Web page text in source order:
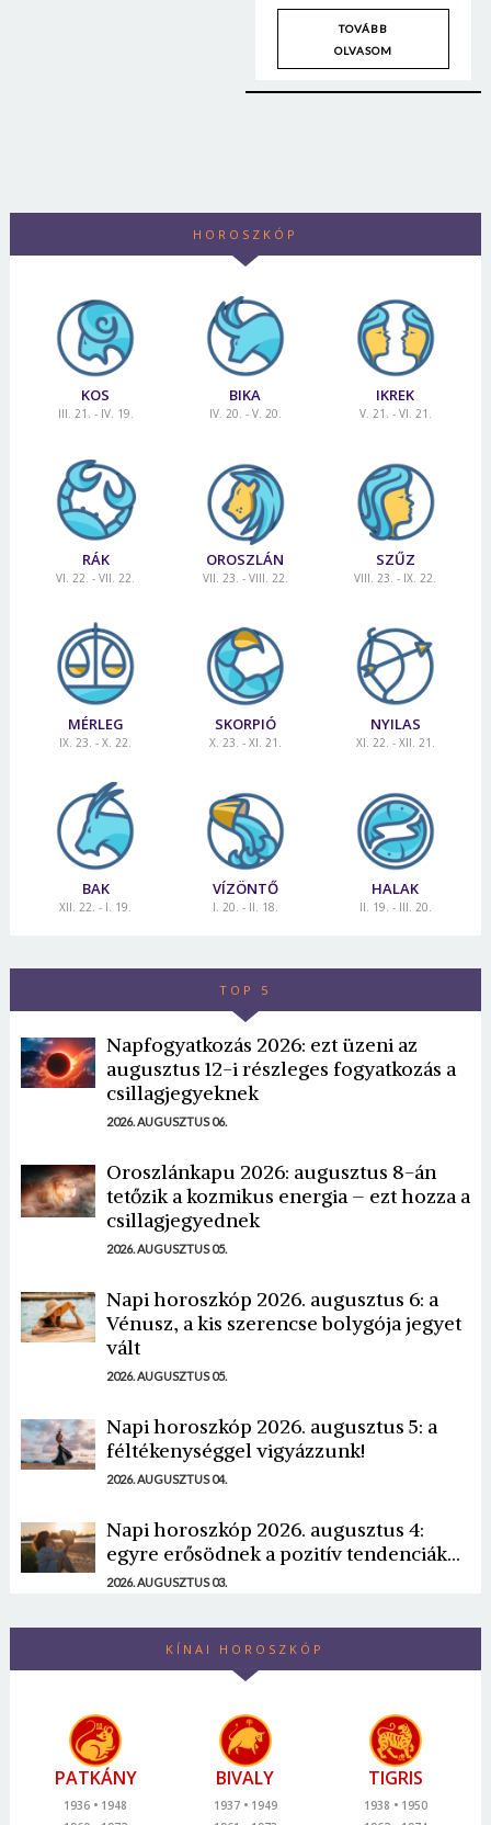
TOVÁBB
OLVASOM
HOROSZKÓP
KOS
III. 21. - IV. 19.
BIKA
IV. 20. - V. 20.
IKREK
V. 21. - VI. 21.
RÁK
VI. 22. - VII. 22.
OROSZLÁN
VII. 23. - VIII. 22.
SZŰZ
VIII. 23. - IX. 22.
MÉRLEG
IX. 23. - X. 22.
SKORPIÓ
X. 23. - XI. 21.
NYILAS
XI. 22. - XII. 21.
BAK
XII. 22. - I. 19.
VÍZÖNTŐ
I. 20. - II. 18.
HALAK
II. 19. - III. 20.
TOP 5
Napfogyatkozás 2026: ezt üzeni az
augusztus 12-i részleges fogyatkozás a
csillagjegyeknek
2026. AUGUSZTUS 06.
Oroszlánkapu 2026: augusztus 8-án
tetőzik a kozmikus energia – ezt hozza a
csillagjegyednek
2026. AUGUSZTUS 05.
Napi horoszkóp 2026. augusztus 6: a
Vénusz, a kis szerencse bolygója jegyet
vált
2026. AUGUSZTUS 05.
Napi horoszkóp 2026. augusztus 5: a
féltékenységgel vigyázzunk!
2026. AUGUSZTUS 04.
Napi horoszkóp 2026. augusztus 4:
egyre erősödnek a pozitív tendenciák...
2026. AUGUSZTUS 03.
KÍNAI HOROSZKÓP
PATKÁNY
1936
1948
BIVALY
1937
1949
TIGRIS
1938
1950